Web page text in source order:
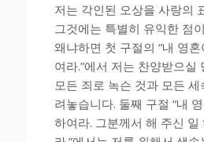
저는 각인된 오상을 사랑의
그것에는 특별히 유익한 점
왜냐하면 첫 구절의 “내 영
여라.”에서 저는 찬양받으실
모든 죄로 녹슨 것과 모든
려놓습니다. 둘째 구절 “내
하여라. 그분께서 해 주신 일